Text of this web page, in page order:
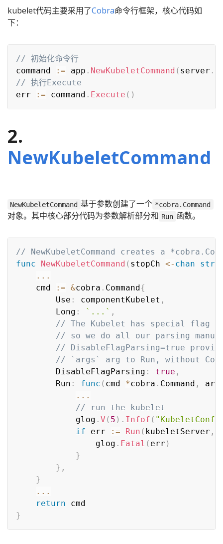
kubelet代码主要采用了Cobra命令行框架，核心代码如
下：
// 初始化命令行
command
:= app . NewKubeletCommand ( server .
// 执行Execute
err
:= command . Execute ( )
2.
NewKubeletCommand
NewKubeletCommand 基于参数创建了一个 *cobra.Command
对象。其中核心部分代码为参数解析部分和 Run 函数。
// NewKubeletCommand creates a
func
NewKubeletCommand ( stopCh <- chan
...
	cmd
:= &cobra . Command {
		Use
: componentKubelet ,
		Long
: `...` ,
// The Kubelet has special flag
// so we do all our parsing
// DisableFlagParsing=true
// `args` arg to Run, without
		DisableFlagParsing
: true ,
		Run
: func ( cmd *cobra . Command ,
...
// run the kubelet
			glog
. V ( 5 ) . Infof (
if err := Run ( kubeletServer ,
				glog
. Fatal ( err )
}
} ,
}
...
return
}